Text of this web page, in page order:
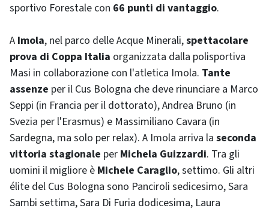
sportivo Forestale con 66 punti di vantaggio.
A Imola, nel parco delle Acque Minerali,spettacolare
prova di Coppa Italia organizzata dalla polisportiva
Masi in collaborazione con l'atletica Imola. Tante
assenze per il Cus Bologna che deve rinunciare a Marco
Seppi (in Francia per il dottorato), Andrea Bruno (in
Svezia per l'Erasmus) e Massimiliano Cavara (in
Sardegna, ma solo per relax). A Imola arriva la seconda
vittoria stagionale per Michela Guizzardi. Tra gli
uomini il migliore è Michele Caraglio, settimo. Gli altri
élite del Cus Bologna sono Panciroli sedicesimo, Sara
Sambi settima, Sara Di Furia dodicesima, Laura